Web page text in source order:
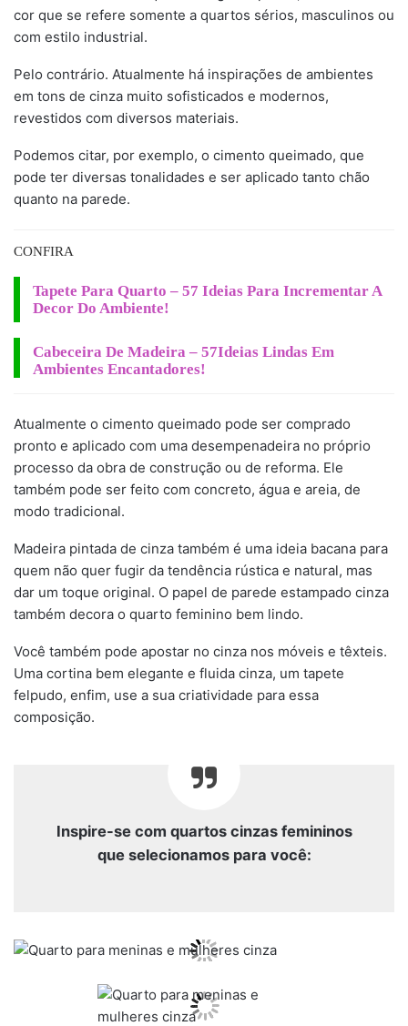
cor que se refere somente a quartos sérios, masculinos ou
com estilo industrial.
Pelo contrário. Atualmente há inspirações de ambientes
em tons de cinza muito sofisticados e modernos,
revestidos com diversos materiais.
Podemos citar, por exemplo, o cimento queimado, que
pode ter diversas tonalidades e ser aplicado tanto chão
quanto na parede.
CONFIRA
Tapete Para Quarto – 57 Ideias Para Incrementar A
Decor Do Ambiente!
Cabeceira De Madeira – 57Ideias Lindas Em
Ambientes Encantadores!
Atualmente o cimento queimado pode ser comprado
pronto e aplicado com uma desempenadeira no próprio
processo da obra de construção ou de reforma. Ele
também pode ser feito com concreto, água e areia, de
modo tradicional.
Madeira pintada de cinza também é uma ideia bacana para
quem não quer fugir da tendência rústica e natural, mas
dar um toque original. O papel de parede estampado cinza
também decora o quarto feminino bem lindo.
Você também pode apostar no cinza nos móveis e têxteis.
Uma cortina bem elegante e fluida cinza, um tapete
felpudo, enfim, use a sua criatividade para essa
composição.
Inspire-se com quartos cinzas femininos
que selecionamos para você: